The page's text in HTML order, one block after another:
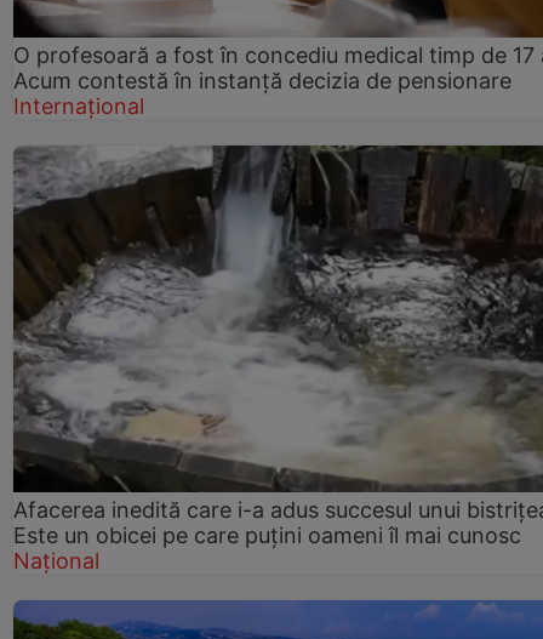
O profesoară a fost în concediu medical timp de 17
Acum contestă în instanță decizia de pensionare
Internațional
Afacerea inedită care i-a adus succesul unui
Este un obicei pe care puțini oameni îl mai cunosc
Național